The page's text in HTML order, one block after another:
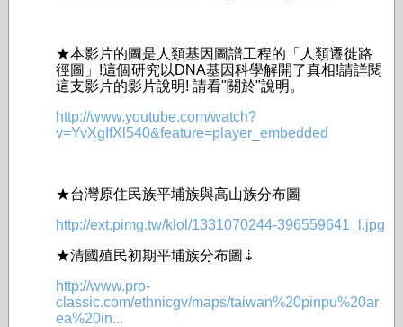
★本影片的圖是人類基因圖譜工程的「人類遷徙路
徑圖」!這個研究以DNA基因科學解開­了真相!請詳閱
這支影片的影片說明! 請看"關於"說明。
http://www.youtube.com/watch?
v=YvXgIfXl540&feature=player_embedded
★台灣原住民族平埔族與高山族分布圖
http://ext.pimg.tw/klol/1331070244-396559641_l.jpg
★清國殖民初期平埔族分布圖⇣
http://www.pro-
classic.com/ethnicgv/maps/taiwan%20pinpu%20ar
ea%20in...